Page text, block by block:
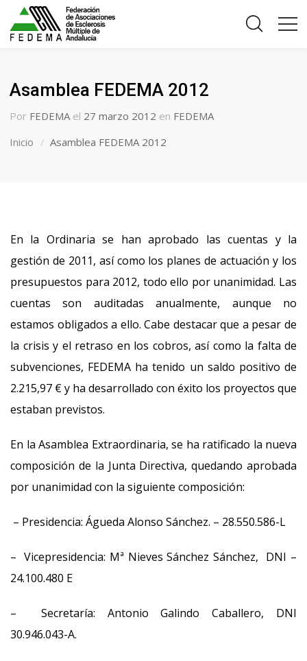
Asamblea FEDEMA 2012
Por FEDEMA el 27 marzo 2012 en FEDEMA
Inicio
Asamblea FEDEMA 2012
En la Ordinaria se han aprobado las cuentas y la
gestión de 2011, así como los planes de actuación y los
presupuestos para 2012, todo ello por unanimidad. Las
cuentas son auditadas anualmente, aunque no
estamos obligados a ello. Cabe destacar que a pesar de
la crisis y el retraso en los cobros, así como la falta de
subvenciones, FEDEMA ha tenido un saldo positivo de
2.215,97 € y ha desarrollado con éxito los proyectos que
estaban previstos.
En la Asamblea Extraordinaria, se ha ratificado la nueva
composición de la Junta Directiva, quedando aprobada
por unanimidad con la siguiente composición:
– Presidencia: Águeda Alonso Sánchez. – 28.550.586-L
– Vicepresidencia: Mª Nieves Sánchez Sánchez, DNI –
24.100.480 E
– Secretaría: Antonio Galindo Caballero, DNI
30.946.043-A.